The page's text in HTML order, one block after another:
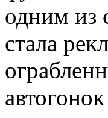
одним из
стала